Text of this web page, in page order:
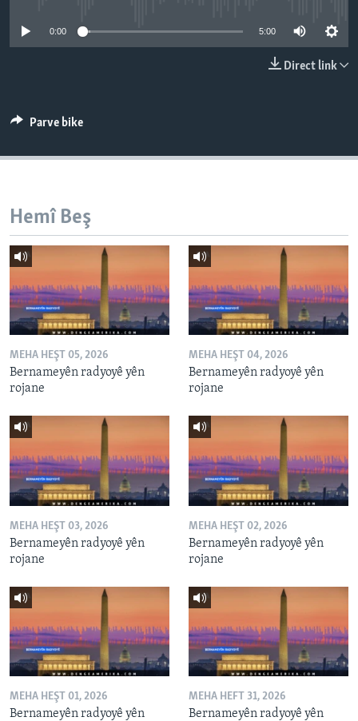
SERNIVÎS
Learning English
FOLLOW US
Zimanên Din
0:00 5:00
Direct link
Parve bike
Hemî Beş
MEHA HEŞT 05, 2026
Bernameyên radyoyê yên
rojane
MEHA HEŞT 04, 2026
Bernameyên radyoyê yên
rojane
MEHA HEŞT 03, 2026
Bernameyên radyoyê yên
rojane
MEHA HEŞT 02, 2026
Bernameyên radyoyê yên
rojane
MEHA HEŞT 01, 2026
Bernameyên radyoyê yên
MEHA HEFT 31, 2026
Bernameyên radyoyê yên